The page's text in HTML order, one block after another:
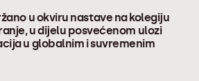
u okviru nastave na kolegiju
u dijelu posvećenom ulozi
u globalnim i suvremenim